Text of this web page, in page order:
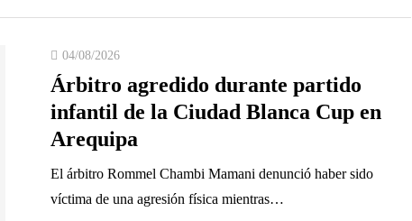
04/08/2026
Árbitro agredido durante partido
infantil de la Ciudad Blanca Cup en
Arequipa
El árbitro Rommel Chambi Mamani denunció haber sido
víctima de una agresión física mientras…